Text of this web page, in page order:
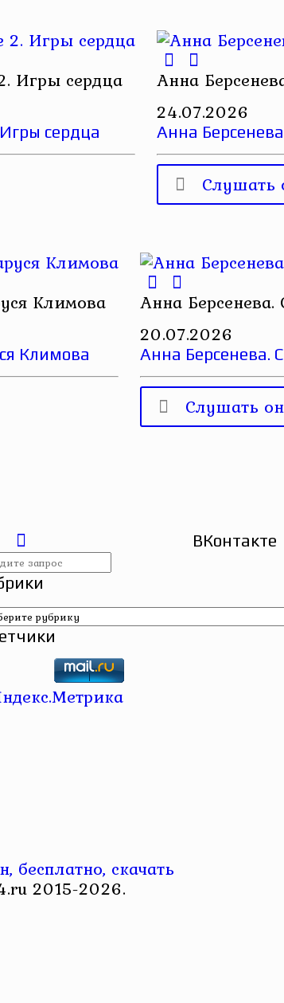
Игры сердца
сердца
Анна
24.07.2026
Анна
Слушать
Климова
Климова
Анна
20.07.2026
Анна Берсенева.
Слушать
ВКонтакте
скачать
2015-2026.